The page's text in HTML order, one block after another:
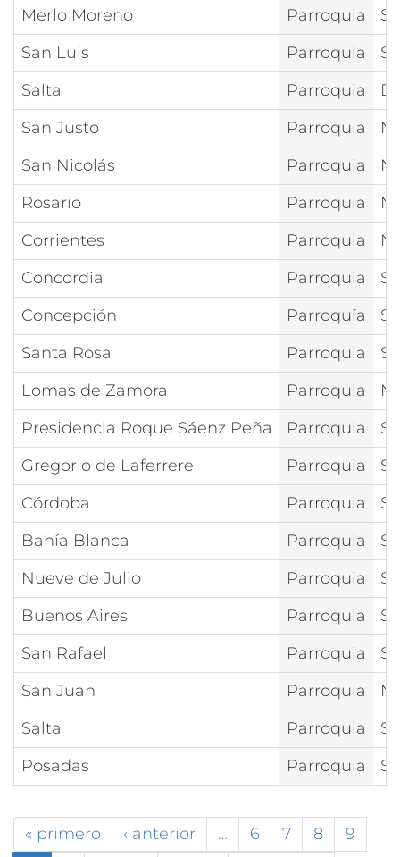
Merlo Moreno Parroquia
San Luis
Parroquia
Salta
Parroquia
San Justo
Parroquia
San Nicolás
Parroquia
Rosario
Parroquia
Corrientes
Parroquia
Concordia
Parroquia
Concepción
Parroquía
Santa Rosa
Parroquia
Lomas de Zamora
Parroquia
Presidencia Roque Sáenz Peña
Parroquia
Gregorio de Laferrere
Parroquia
Córdoba
Parroquia
Bahía Blanca
Parroquia
Nueve de Julio
Parroquia
Buenos Aires
Parroquia
San Rafael
Parroquia
San Juan
Parroquia
Salta
Parroquia
Posadas
Parroquia
« primero ‹ anterior … 6 7 8
9